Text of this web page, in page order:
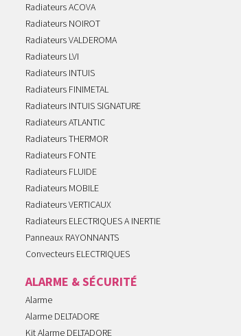
Radiateurs ACOVA
Radiateurs NOIROT
Radiateurs VALDEROMA
Radiateurs LVI
Radiateurs INTUIS
Radiateurs FINIMETAL
Radiateurs INTUIS SIGNATURE
Radiateurs ATLANTIC
Radiateurs THERMOR
Radiateurs FONTE
Radiateurs FLUIDE
Radiateurs MOBILE
Radiateurs VERTICAUX
Radiateurs ELECTRIQUES A INERTIE
Panneaux RAYONNANTS
Convecteurs ELECTRIQUES
ALARME & SÉCURITÉ
Alarme
Alarme DELTADORE
Kit Alarme DELTADORE